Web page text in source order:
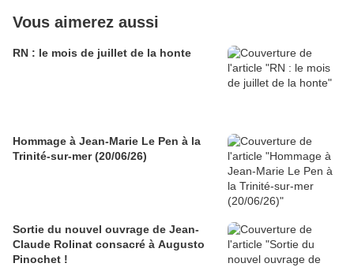
Vous aimerez aussi
RN : le mois de juillet de la honte
Hommage à Jean-Marie Le Pen à la
Trinité-sur-mer (20/06/26)
Sortie du nouvel ouvrage de Jean-
Claude Rolinat consacré à Augusto
Pinochet !